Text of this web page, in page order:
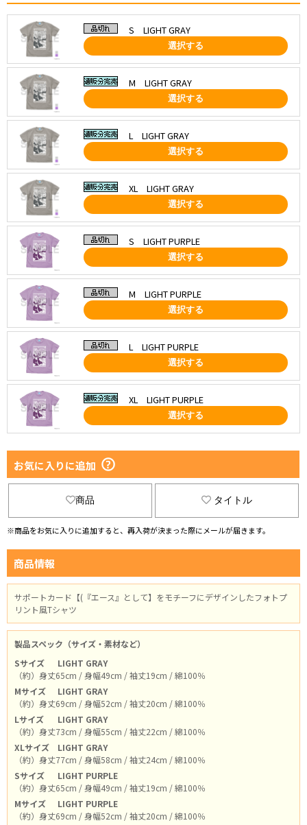
S LIGHT GRAY
選択する
M LIGHT GRAY
選択する
L LIGHT GRAY
選択する
XL LIGHT GRAY
選択する
S LIGHT PURPLE
選択する
M LIGHT PURPLE
選択する
L LIGHT PURPLE
選択する
XL LIGHT PURPLE
選択する
お気に入りに追加
商品 タイトル
※商品をお気に入りに追加すると、再入荷が決まった際にメールが届きます。
商品情報
サポートカード【(『エース』として】をモチーフにデザインしたフォトプ
リント風Tシャツ
製品スペック（サイズ・素材など）
Sサイズ
LIGHT GRAY
（約）身丈65cm / 身幅49cm / 袖丈19cm / 綿100％
Mサイズ
LIGHT GRAY
（約）身丈69cm / 身幅52cm / 袖丈20cm / 綿100％
Lサイズ
LIGHT GRAY
（約）身丈73cm / 身幅55cm / 袖丈22cm / 綿100％
XLサイズ
LIGHT GRAY
（約）身丈77cm / 身幅58cm / 袖丈24cm / 綿100％
Sサイズ
LIGHT PURPLE
（約）身丈65cm / 身幅49cm / 袖丈19cm / 綿100％
Mサイズ
LIGHT PURPLE
（約）身丈69cm / 身幅52cm / 袖丈20cm / 綿100％